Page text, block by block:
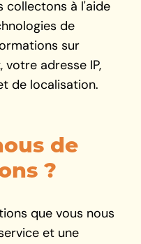
collectons à l'aide
de
sur
votre adresse IP,
de localisation.
de
?
que vous nous
et une